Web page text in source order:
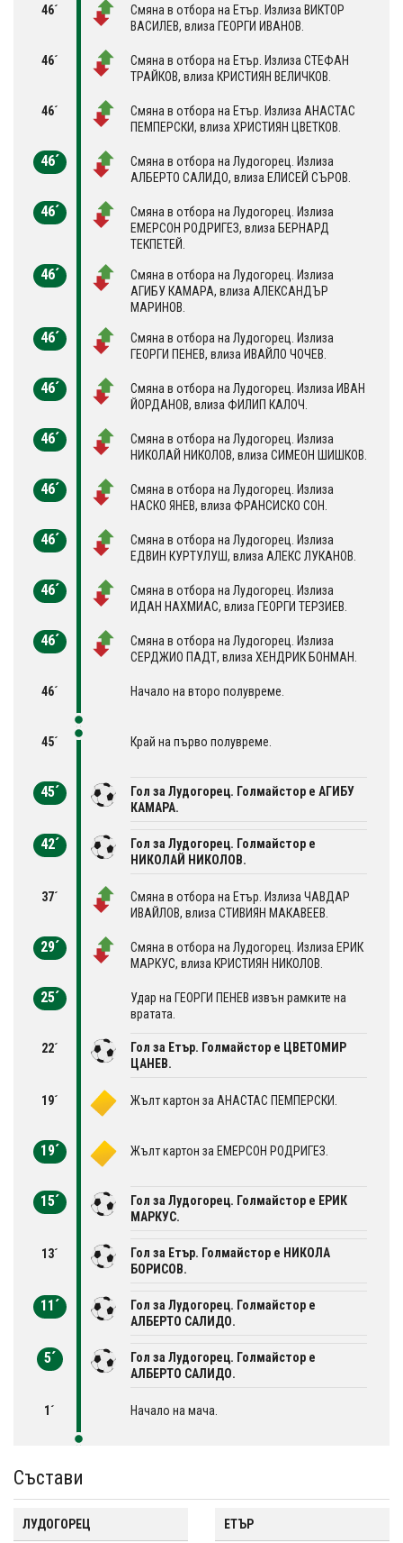
46´
Смяна в отбора на Етър. Излиза ВИКТОР
ВАСИЛЕВ, влиза ГЕОРГИ ИВАНОВ.
46´
Смяна в отбора на Етър. Излиза СТЕФАН
ТРАЙКОВ, влиза КРИСТИЯН ВЕЛИЧКОВ.
46´
Смяна в отбора на Етър. Излиза АНАСТАС
ПЕМПЕРСКИ, влиза ХРИСТИЯН ЦВЕТКОВ.
46´
Смяна в отбора на Лудогорец. Излиза
АЛБЕРТО САЛИДО, влиза ЕЛИСЕЙ СЪРОВ.
46´
Смяна в отбора на Лудогорец. Излиза
ЕМЕРСОН РОДРИГЕЗ, влиза БЕРНАРД
ТЕКПЕТЕЙ.
46´
Смяна в отбора на Лудогорец. Излиза
АГИБУ КАМАРА, влиза АЛЕКСАНДЪР
МАРИНОВ.
46´
Смяна в отбора на Лудогорец. Излиза
ГЕОРГИ ПЕНЕВ, влиза ИВАЙЛО ЧОЧЕВ.
46´
Смяна в отбора на Лудогорец. Излиза ИВАН
ЙОРДАНОВ, влиза ФИЛИП КАЛОЧ.
46´
Смяна в отбора на Лудогорец. Излиза
НИКОЛАЙ НИКОЛОВ, влиза СИМЕОН ШИШКОВ.
46´
Смяна в отбора на Лудогорец. Излиза
НАСКО ЯНЕВ, влиза ФРАНСИСКО СОН.
46´
Смяна в отбора на Лудогорец. Излиза
ЕДВИН КУРТУЛУШ, влиза АЛЕКС ЛУКАНОВ.
46´
Смяна в отбора на Лудогорец. Излиза
ИДАН НАХМИАС, влиза ГЕОРГИ ТЕРЗИЕВ.
46´
Смяна в отбора на Лудогорец. Излиза
СЕРДЖИО ПАДТ, влиза ХЕНДРИК БОНМАН.
46´ Начало на второ полувреме.
45´ Край на първо полувреме.
45´
Гол за Лудогорец. Голмайстор е АГИБУ
КАМАРА.
42´
Гол за Лудогорец. Голмайстор е
НИКОЛАЙ НИКОЛОВ.
37´
Смяна в отбора на Етър. Излиза ЧАВДАР
ИВАЙЛОВ, влиза СТИВИЯН МАКАВЕЕВ.
29´
Смяна в отбора на Лудогорец. Излиза ЕРИК
МАРКУС, влиза КРИСТИЯН НИКОЛОВ.
25´
Удар на ГЕОРГИ ПЕНЕВ извън рамките на
вратата.
22´
Гол за Етър. Голмайстор е ЦВЕТОМИР
ЦАНЕВ.
19´ Жълт картон за АНАСТАС ПЕМПЕРСКИ.
19´ Жълт картон за ЕМЕРСОН РОДРИГЕЗ.
15´
Гол за Лудогорец. Голмайстор е ЕРИК
МАРКУС.
13´
Гол за Етър. Голмайстор е НИКОЛА
БОРИСОВ.
11´
Гол за Лудогорец. Голмайстор е
АЛБЕРТО САЛИДО.
5´
Гол за Лудогорец. Голмайстор е
АЛБЕРТО САЛИДО.
1´ Начало на мача.
Състави
ЛУДОГОРЕЦ ЕТЪР